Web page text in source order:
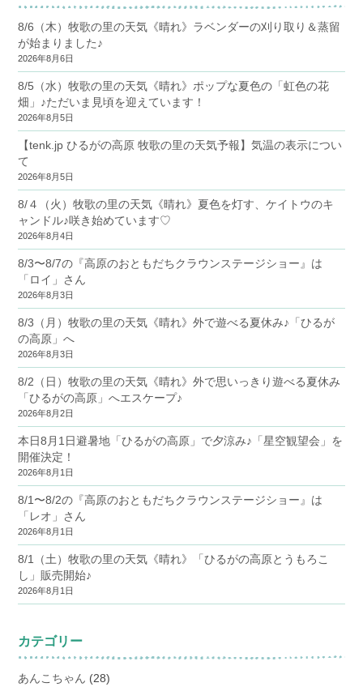
8/6（木）牧歌の里の天気《晴れ》ラベンダーの刈り取り＆蒸留
が始まりました♪
2026年8月6日
8/5（水）牧歌の里の天気《晴れ》ポップな夏色の「虹色の花
畑」♪ただいま見頃を迎えています！
2026年8月5日
【tenk.jp ひるがの高原 牧歌の里の天気予報】気温の表示につい
て
2026年8月5日
8/４（火）牧歌の里の天気《晴れ》夏色を灯す、ケイトウのキ
ャンドル♪咲き始めています♡
2026年8月4日
8/3〜8/7の『高原のおともだちクラウンステージショー』は
「ロイ」さん
2026年8月3日
8/3（月）牧歌の里の天気《晴れ》外で遊べる夏休み♪「ひるが
の高原」へ
2026年8月3日
8/2（日）牧歌の里の天気《晴れ》外で思いっきり遊べる夏休み
「ひるがの高原」へエスケープ♪
2026年8月2日
本日8月1日避暑地「ひるがの高原」で夕涼み♪「星空観望会」を
開催決定！
2026年8月1日
8/1〜8/2の『高原のおともだちクラウンステージショー』は
「レオ」さん
2026年8月1日
8/1（土）牧歌の里の天気《晴れ》「ひるがの高原とうもろこ
し」販売開始♪
2026年8月1日
カテゴリー
あんこちゃん (28)